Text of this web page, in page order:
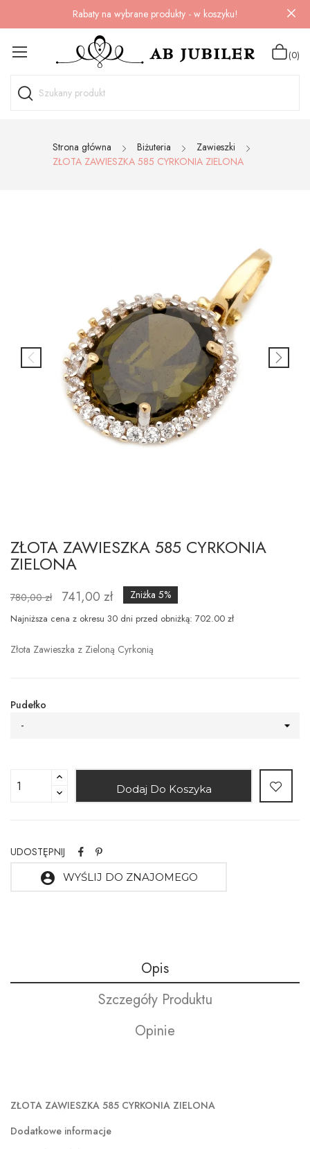
Rabaty na wybrane produkty - w koszyku!
(0)
Strona główna Biżuteria
Zawieszki
ZŁOTA ZAWIESZKA 585 CYRKONIA ZIELONA
ZŁOTA ZAWIESZKA 585 CYRKONIA
ZIELONA
780,00 zł 741,00 zł Zniżka 5%
Najniższa cena z okresu 30 dni przed obniżką: 702.00 zł
Złota Zawieszka z Zieloną Cyrkonią
Pudełko
-
Dodaj Do Koszyka
UDOSTĘPNIJ
account_circle WYŚLIJ DO ZNAJOMEGO
Opis
Szczegóły Produktu
Opinie
ZŁOTA ZAWIESZKA 585 CYRKONIA ZIELONA
Dodatkowe informacje